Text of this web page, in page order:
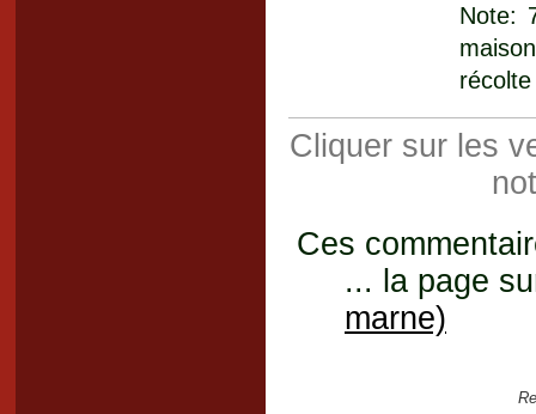
Note:
Cliquer sur les
Ces
... la page
marne)